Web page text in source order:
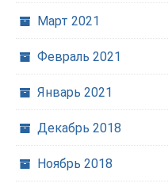
Март 2021
Февраль 2021
Январь 2021
Декабрь 2018
Ноябрь 2018